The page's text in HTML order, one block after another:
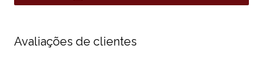
Avaliações de clientes